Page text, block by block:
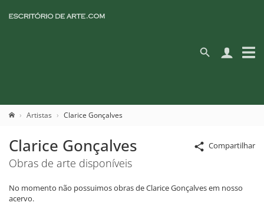
Artistas Clarice Gonçalves
Compartilhar
Clarice Gonçalves
Obras de arte disponíveis
No momento não possuimos obras de Clarice Gonçalves em nosso
acervo.